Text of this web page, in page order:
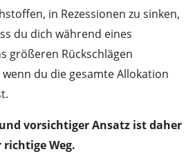
in Rezessionen zu sinken,
du dich während eines
größeren Rückschlägen
du die gesamte Allokation
vorsichtiger Ansatz ist daher
Weg.